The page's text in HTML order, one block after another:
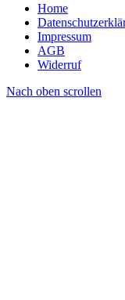
Home
Impressum
AGB
Widerruf
Nach oben scrollen